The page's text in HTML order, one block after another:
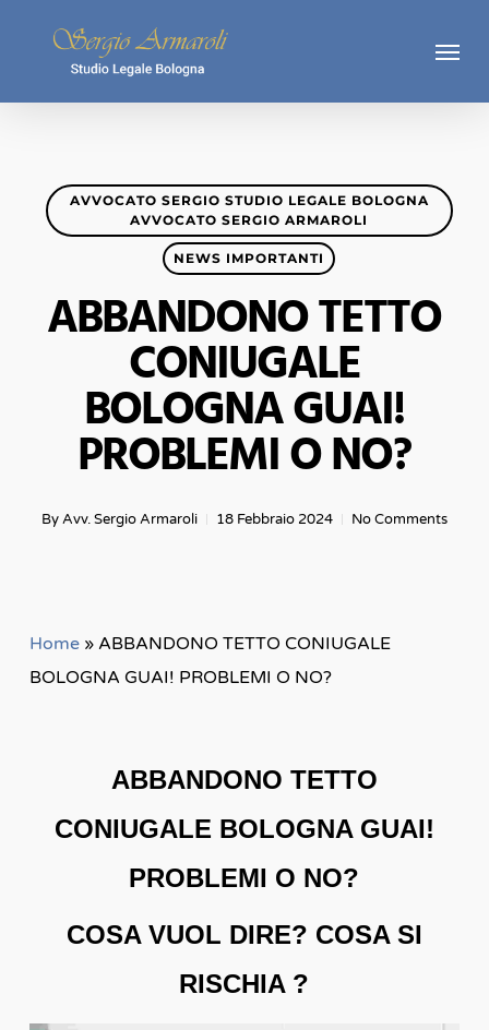
Menu
AVVOCATO SERGIO STUDIO LEGALE BOLOGNA
AVVOCATO SERGIO ARMAROLI
NEWS IMPORTANTI
ABBANDONO TETTO
CONIUGALE
BOLOGNA GUAI!
PROBLEMI O NO?
ByAvv. Sergio Armaroli 18 Febbraio 2024 No Comments
Home» ABBANDONO TETTO CONIUGALE
BOLOGNA GUAI! PROBLEMI O NO?
ABBANDONO TETTO
CONIUGALE BOLOGNA GUAI!
PROBLEMI O NO?
COSA VUOL DIRE? COSA SI
RISCHIA ?